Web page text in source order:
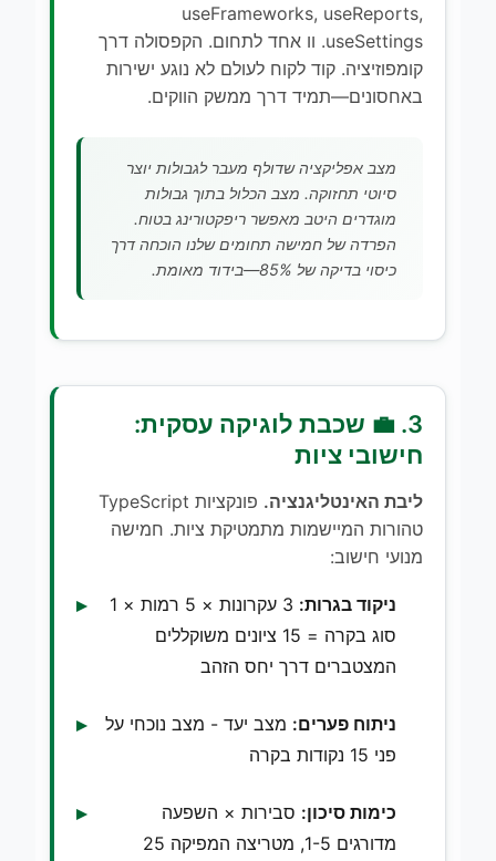
useFrameworks, useReports,
useSettings. וו אחד לתחום. הקפסולה דרך
קומפוזיציה. קוד לקוח לעולם לא נוגע ישירות
באחסונים—תמיד דרך ממשק הווקים.
מצב אפליקציה שדולף מעבר לגבולות יוצר
סיוטי תחזוקה. מצב הכלול בתוך גבולות
מוגדרים היטב מאפשר ריפקטורינג בטוח.
הפרדה של חמישה תחומים שלנו הוכחה דרך
כיסוי בדיקה של 85%—בידוד מאומת.
3. 💼 שכבת לוגיקה עסקית:
חישובי ציות
ליבת האינטליגנציה.
פונקציות TypeScript
טהורות המיישמות מתמטיקת ציות. חמישה
מנועי חישוב:
ניקוד בגרות:
3 עקרונות × 5 רמות × 1
סוג בקרה = 15 ציונים משוקללים
המצטברים דרך יחס הזהב
ניתוח פערים: מצב יעד - מצב נוכחי על
פני 15 נקודות בקרה
כימות סיכון: סבירות × השפעה
מדורגים 1-5, מטריצה המפיקה 25